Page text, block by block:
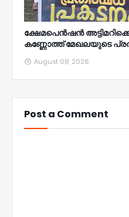
ക്ഷേമപെൻഷൻ
കണ്ണോത്ത് മേഖലയുടെ
August 08, 2026
Post a Comment